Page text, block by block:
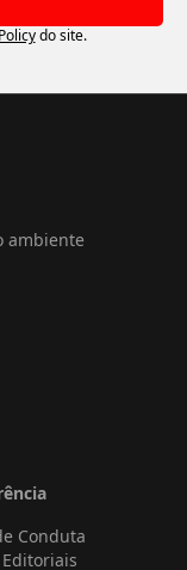
guias e
de
imagens
do site.
ambiente
Conduta